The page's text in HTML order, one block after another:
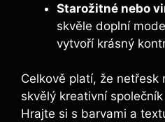
Starožitné nebo
skvěle doplní
vytvoří krásný
Celkově⁤ platí, ‌že ‌netřesk
skvělý kreativní
Hrajte ⁣si​ s barvami a